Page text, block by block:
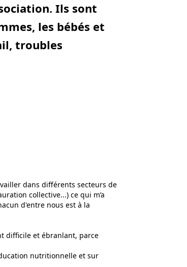
Ils sont
les bébés et
troubles
dans différents secteurs de
collective...) ce qui m’a
d'entre nous est à la
difficile et ébranlant, parce
nutritionnelle et sur